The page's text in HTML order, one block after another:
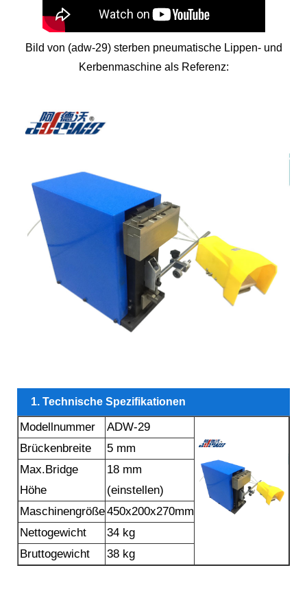
Bild von (adw-29) sterben pneumatische Lippen- und
Kerbenmaschine als Referenz:
1. Technische Spezifikationen
Modellnummer
ADW-29
Brückenbreite
5 mm
Max.Bridge
Höhe
18 mm
(einstellen)
Maschinengröße450x200x270mm
Nettogewicht
34 kg
Bruttogewicht
38 kg